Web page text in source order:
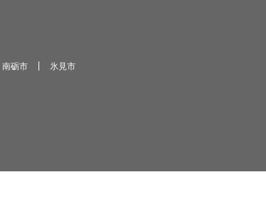
南砺市 氷見市